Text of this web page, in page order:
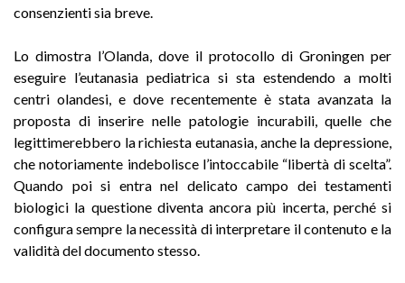
consenzienti sia breve.
Lo dimostra l’Olanda, dove il protocollo di Groningen per
eseguire l’eutanasia pediatrica si sta estendendo a molti
centri olandesi, e dove recentemente è stata avanzata la
proposta di inserire nelle patologie incurabili, quelle che
legittimerebbero la richiesta eutanasia, anche la depressione,
che notoriamente indebolisce l’intoccabile “libertà di scelta”.
Quando poi si entra nel delicato campo dei testamenti
biologici la questione diventa ancora più incerta, perché si
configura sempre la necessità di interpretare il contenuto e la
validità del documento stesso.